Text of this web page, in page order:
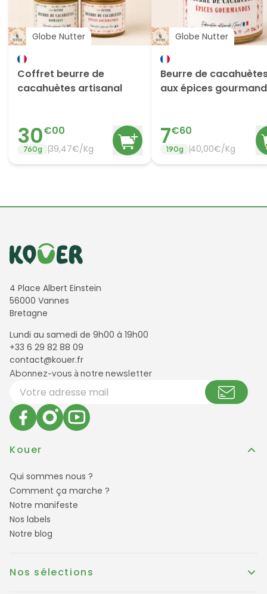
Globe Nutter
Coffret beurre de
cacahuètes artisanal
30€00
760g 39,47€/Kg
Globe Nutter
Beurre de
aux épices
7€60
190g 40,00€/Kg
Informations de contact
4 Place Albert Einstein
56000 Vannes
Bretagne
Lundi au samedi de 9h00 à 19h00
+33 6 29 82 88 09
contact@kouer.fr
Newsletter et réseaux sociaux
Abonnez-vous à notre newsletter
Votre adresse email
Kouer
Qui sommes nous ?
Comment ça marche ?
Notre manifeste
Nos labels
Notre blog
Nos sélections